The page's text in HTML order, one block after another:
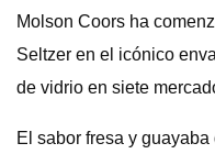
Molson Coors ha
Seltzer en el icónico
de vidrio en siete
El sabor fresa y